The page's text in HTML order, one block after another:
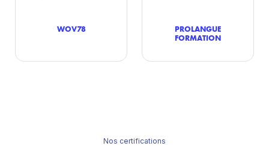
WOV78
PROLANGUE
FORMATION
Nos certifications